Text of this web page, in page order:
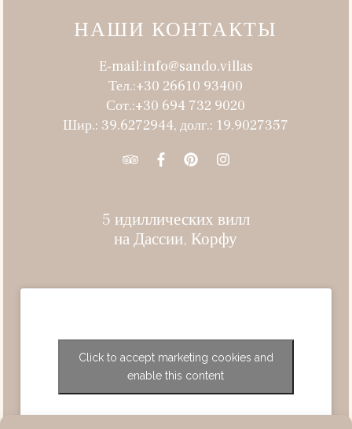
НАШИ КОНТАКТЫ
E-mail:info@sando.villas
Тел.:+30 26610 93400
Сот.:+30 694 732 9020
Шир.: 39.6272944, долг.: 19.9027357
5 идиллических вилл
на Дассии, Корфу
Click to accept marketing cookies and
enable this content